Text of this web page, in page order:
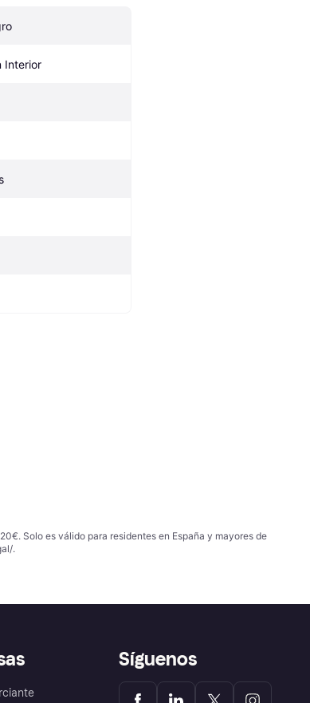
Interior
Solo es válido para residentes en España y mayores de
.
Síguenos